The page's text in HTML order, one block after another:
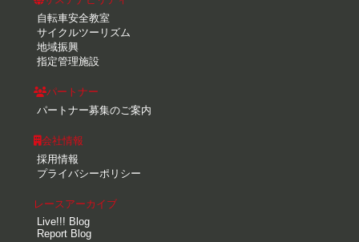
自転車安全教室
サイクルツーリズム
地域振興
指定管理施設
パートナー
パートナー募集のご案内
会社情報
採用情報
プライバシーポリシー
レースアーカイブ
Live!!! Blog
Report Blog